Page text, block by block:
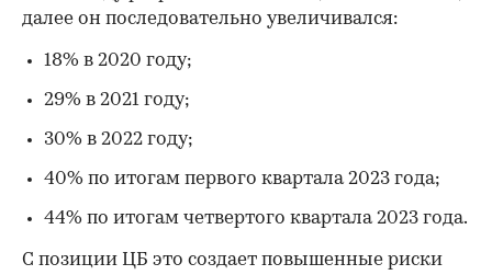
далее он последовательно увеличивался:
18% в 2020 году;
29% в 2021 году;
30% в 2022 году;
40% по итогам первого квартала 2023 года;
44% по итогам четвертого квартала 2023 года.
С позиции ЦБ это создает повышенные риски